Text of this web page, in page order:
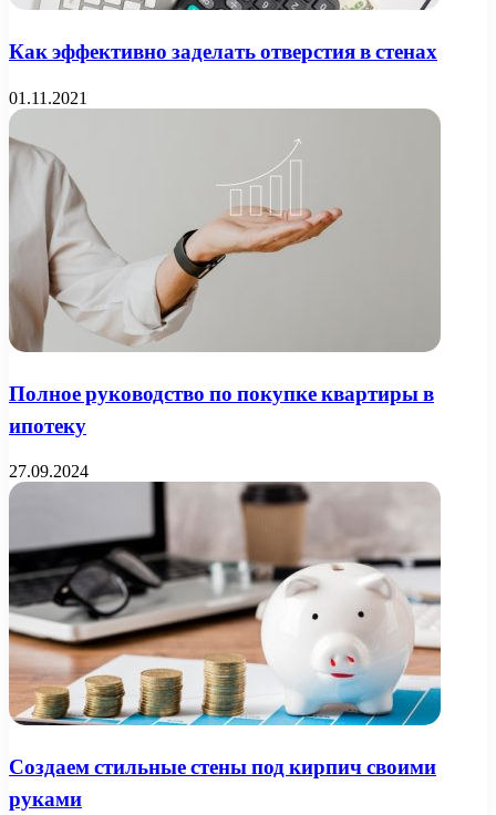
Как эффективно заделать отверстия в стенах
01.11.2021
Полное руководство по покупке квартиры в
ипотеку
27.09.2024
Создаем стильные стены под кирпич своими
руками